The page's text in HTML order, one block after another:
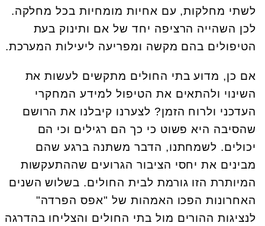
לשתי מחלקות, עם אחיות מומחיות בכל מחלקה.
לכן השהייה הרציפה יחד של אם ותינוק בעת
הטיפולים בהם מקשה ומפריעה ליעילות המערכת.
אם כן, מדוע בתי החולים מתקשים לעשות את
השינוי ולהתאים את הטיפול למידע המחקרי
העדכני ולרוח הזמן? לצערנו קיבלנו את הרושם
שהסיבה היא פשוט כי כך הם רגילים וכי הם
יכולים. לשמחתנו, הדבר משתנה ברגע שהם
מבינים את יחסי הציבור הגרועים שההתעקשות
המיותרת הזו גורמת לבית החולים. בשלוש השנים
האחרונות הפכו האמהות של "אפס הפרדה"
לנציגות ההורים מול בתי החולים והצליחו בהדרגה